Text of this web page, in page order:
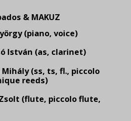
& MAKUZ
(piano, voice)
István (as, clarinet)
Mihály (ss, ts, fl., piccolo
reeds)
(flute, piccolo flute,